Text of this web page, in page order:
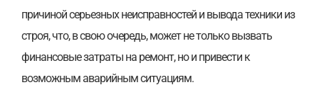
причиной серьезных неисправностей и вывода техники из
строя, что, в свою очередь, может не только вызвать
финансовые затраты на ремонт, но и привести к
возможным аварийным ситуациям.